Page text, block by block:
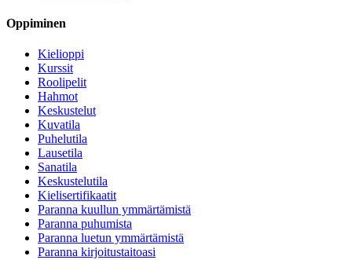
Oppiminen
Kielioppi
Kurssit
Roolipelit
Hahmot
Keskustelut
Kuvatila
Puhelutila
Lausetila
Sanatila
Keskustelutila
Kielisertifikaatit
Paranna kuullun ymmärtämistä
Paranna puhumista
Paranna luetun ymmärtämistä
Paranna kirjoitustaitoasi